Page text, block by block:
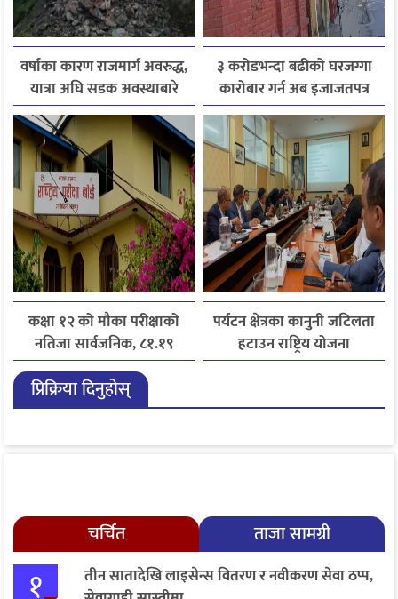
वर्षाका कारण राजमार्ग अवरुद्ध,
यात्रा अघि सडक अवस्थाबारे
जानकारी लिन आग्रह
३ करोडभन्दा बढीको घरजग्गा
कारोबार गर्न अब इजाजतपत्र
अनिवार्य
कक्षा १२ को मौका परीक्षाको
नतिजा सार्वजनिक, ८१.१९
प्रतिशत विद्यार्थी उत्तीर्ण
पर्यटन क्षेत्रका कानुनी जटिलता
हटाउन राष्ट्रिय योजना
आयोगसमक्ष होटल संघ
प्रिक्रिया दिनुहोस्
चर्चित ताजा सामग्री
१
तीन सातादेखि लाइसेन्स वितरण र नवीकरण सेवा ठप्प,